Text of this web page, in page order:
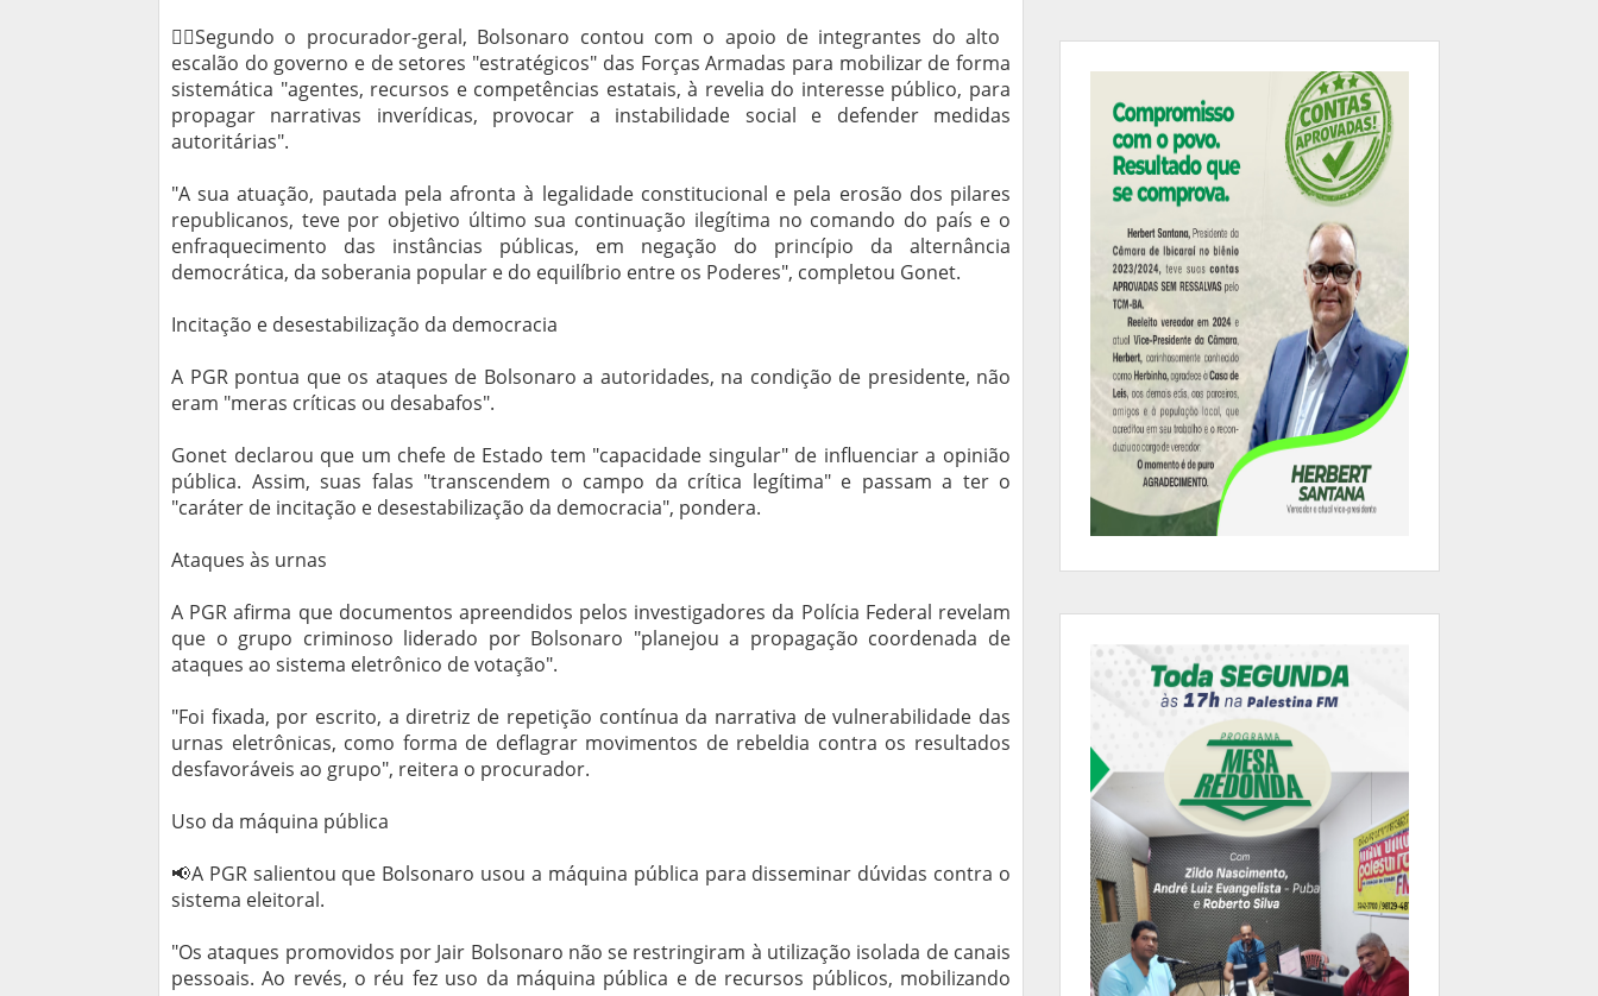
⛓️‍💥Segundo o procurador-geral, Bolsonaro contou com o apoio de integrantes do alto
escalão do governo e de setores "estratégicos" das Forças Armadas para mobilizar de forma
sistemática "agentes, recursos e competências estatais, à revelia do interesse público, para
propagar narrativas inverídicas, provocar a instabilidade social e defender medidas
autoritárias".
"A sua atuação, pautada pela afronta à legalidade constitucional e pela erosão dos pilares
republicanos, teve por objetivo último sua continuação ilegítima no comando do país e o
enfraquecimento das instâncias públicas, em negação do princípio da alternância
democrática, da soberania popular e do equilíbrio entre os Poderes", completou Gonet.
Incitação e desestabilização da democracia
A PGR pontua que os ataques de Bolsonaro a autoridades, na condição de presidente, não
eram "meras críticas ou desabafos".
Gonet declarou que um chefe de Estado tem "capacidade singular" de influenciar a opinião
pública. Assim, suas falas "transcendem o campo da crítica legítima" e passam a ter o
"caráter de incitação e desestabilização da democracia", pondera.
Ataques às urnas
A PGR afirma que documentos apreendidos pelos investigadores da Polícia Federal revelam
que o grupo criminoso liderado por Bolsonaro "planejou a propagação coordenada de
ataques ao sistema eletrônico de votação".
"Foi fixada, por escrito, a diretriz de repetição contínua da narrativa de vulnerabilidade das
urnas eletrônicas, como forma de deflagrar movimentos de rebeldia contra os resultados
desfavoráveis ao grupo", reitera o procurador.
Uso da máquina pública
📢A PGR salientou que Bolsonaro usou a máquina pública para disseminar dúvidas contra o
sistema eleitoral.
"Os ataques promovidos por Jair Bolsonaro não se restringiram à utilização isolada de canais
pessoais. Ao revés, o réu fez uso da máquina pública e de recursos públicos, mobilizando